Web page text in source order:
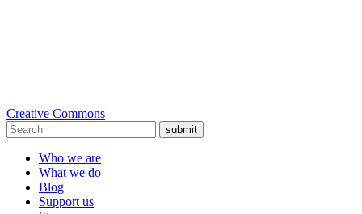
Creative Commons
submit
Who we are
What we do
Blog
Support us